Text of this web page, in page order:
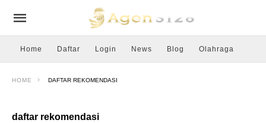
Home Daftar Login News Blog Olahraga
HOME DAFTAR REKOMENDASI
daftar rekomendasi